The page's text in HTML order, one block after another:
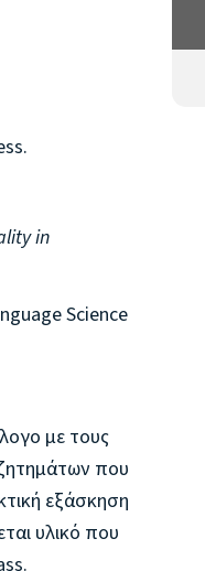
in
Science
με τους
που
εξάσκηση
υλικό που